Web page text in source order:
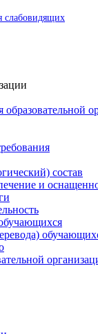
слабовидящих
состав
и